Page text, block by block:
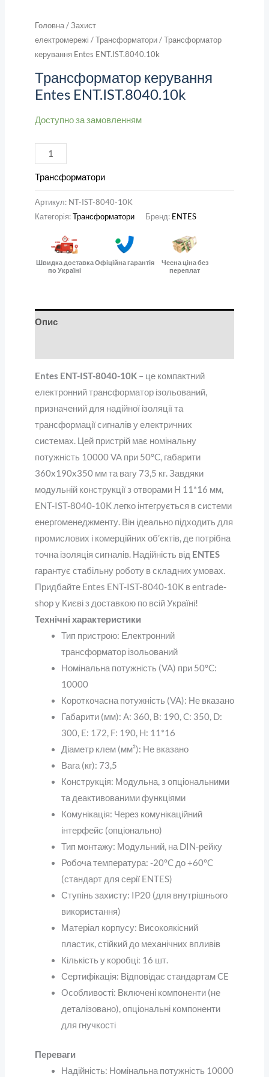
Головна/Захист
електромережі /Трансформатори/ Трансформатор
керування Entes ENT.IST.8040.10k
Трансформатор керування
Entes ENT.IST.8040.10k
Доступно за замовленням
Трансформатори
Артикул: NT-IST-8040-10K
Категорія:Трансформатори Бренд: ENTES
Швидка доставка
по Україні
Офіційна гарантія
Чесна ціна без
переплат
Опис
Entes ENT-IST-8040-10K– це компактний
електронний трансформатор ізольований,
призначений для надійної ізоляції та
трансформації сигналів у електричних
системах. Цей пристрій має номінальну
потужність 10000 VA при 50°C, габарити
360x190x350 мм та вагу 73,5 кг. Завдяки
модульній конструкції з отворами H 11*16 мм,
ENT-IST-8040-10K легко інтегрується в системи
енергоменеджменту. Він ідеально підходить для
промислових і комерційних об’єктів, де потрібна
точна ізоляція сигналів. Надійність від ENTES
гарантує стабільну роботу в складних умовах.
Придбайте Entes ENT-IST-8040-10K в entrade-
shop у Києві з доставкою по всій Україні!
Технічні характеристики
Тип пристрою: Електронний
трансформатор ізольований
Номінальна потужність (VA) при 50°C:
10000
Короткочасна потужність (VA): Не вказано
Габарити (мм): A: 360, B: 190, C: 350, D:
300, E: 172, F: 190, H: 11*16
Діаметр клем (мм²): Не вказано
Вага (кг): 73,5
Конструкція: Модульна, з опціональними
та деактивованими функціями
Комунікація: Через комунікаційний
інтерфейс (опціонально)
Тип монтажу: Модульний, на DIN-рейку
Робоча температура: -20°C до +60°C
(стандарт для серії ENTES)
Ступінь захисту: IP20 (для внутрішнього
використання)
Матеріал корпусу: Високоякісний
пластик, стійкий до механічних впливів
Кількість у коробці: 16 шт.
Сертифікація: Відповідає стандартам CE
Особливості: Включені компоненти (не
деталізовано), опціональні компоненти
для гнучкості
Переваги
Надійність: Номінальна потужність 10000